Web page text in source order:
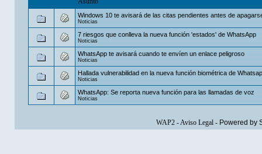
Windows 10 te avisará de las citas pendientes antes de
Noticias
7 riesgos que conlleva la nueva función 'estados' de WhatsApp
Noticias
WhatsApp te avisará cuando te envíen un enlace peligroso
Noticias
Hallada vulnerabilidad en la nueva función biométrica de
Noticias
WhatsApp: Se reporta nueva función para las llamadas de voz
Noticias
WAP2-Aviso Legal- Powered by